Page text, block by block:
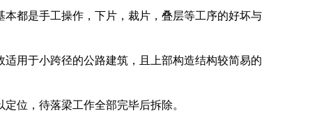
都是手工操作，下片，裁片，叠层等工序的好坏与
用于小跨径的公路建筑，且上部构造结构较简易的
位，待落梁工作全部完毕后拆除。